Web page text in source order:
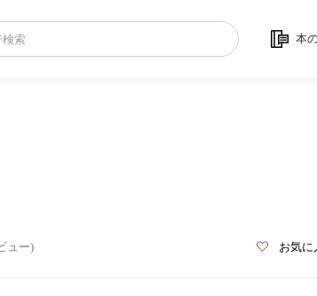
本
ュー) お気に